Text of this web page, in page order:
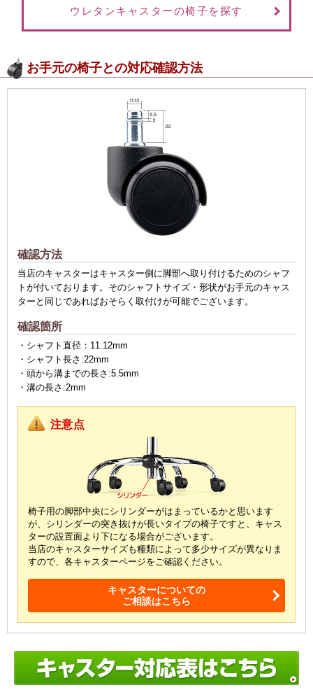
ウレタンキャスターの椅子を探す
お手元の椅子との対応確認方法
確認方法
当店のキャスターはキャスター側に脚部へ取り付けるためのシャフ
トが付いております。そのシャフトサイズ・形状がお手元のキャス
ターと同じであればおそらく取付けが可能でございます。
確認箇所
・シャフト直径：11.12mm
・シャフト長さ:22mm
・頭から溝までの長さ:5.5mm
・溝の長さ:2mm
注意点
椅子用の脚部中央にシリンダーがはまっているかと思います
が、 シリンダーの突き抜けが長いタイプの椅子ですと、 キャス
ターの設置面より下になる場合がございます。
当店のキャスターサイズも種類によって多少サイズが異なりま
すので、各キャスターページをご確認ください。
キャスターについての
ご相談はこちら